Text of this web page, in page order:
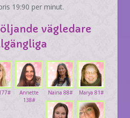
19:90 per minut.
vägledare
Marya 81#
Naina 88#
Annette
138#